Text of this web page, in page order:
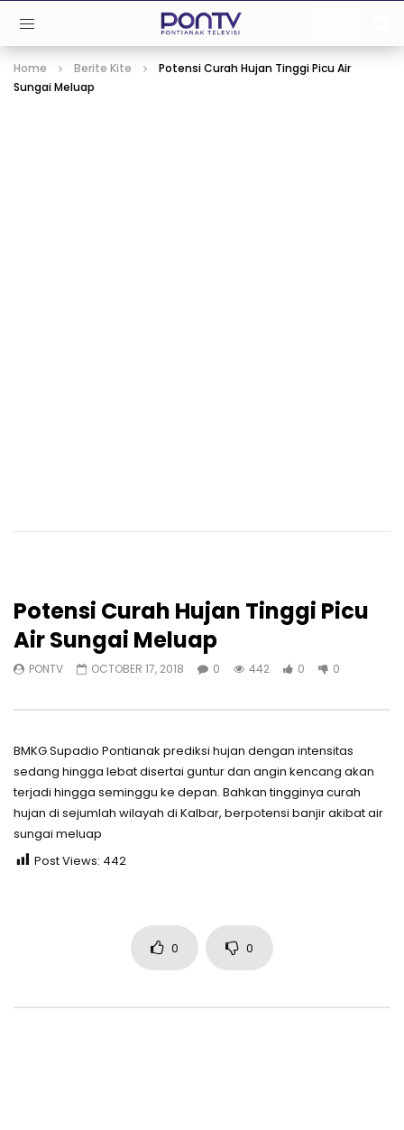
Home Berite Kite
Potensi Curah Hujan Tinggi Picu Air
Sungai Meluap
Potensi Curah Hujan Tinggi Picu
Air Sungai Meluap
PONTV OCTOBER 17, 2018 0 442 0 0
BMKG Supadio Pontianak prediksi hujan dengan intensitas
sedang hingga lebat disertai guntur dan angin kencang akan
terjadi hingga seminggu ke depan. Bahkan tingginya curah
hujan di sejumlah wilayah di Kalbar, berpotensi banjir akibat air
sungai meluap
Post Views: 442
0 0